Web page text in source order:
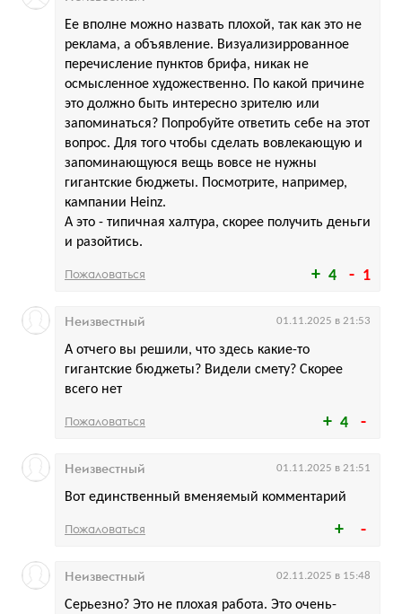
4 1
Ее вполне можно назвать плохой, так как это не
реклама, а объявление. Визуализиррованное
перечисление пунктов брифа, никак не
осмысленное художественно. По какой причине
это должно быть интересно зрителю или
запоминаться? Попробуйте ответить себе на этот
вопрос. Для того чтобы сделать вовлекающую и
запоминающуюся вещь вовсе не нужны
гигантские бюджеты. Посмотрите, например,
кампании Heinz.
А это - типичная халтура, скорее получить деньги
и разойтись.
Пожаловаться
4
А отчего вы решили, что здесь какие-то
гигантские бюджеты? Видели смету? Скорее
всего нет
Неизвестный 01.11.2025 в 21:53
Пожаловаться
Вот единственный вменяемый комментарий
Неизвестный 01.11.2025 в 21:51
Пожаловаться
Серьезно? Это не плохая работа. Это очень-
Неизвестный 02.11.2025 в 15:48